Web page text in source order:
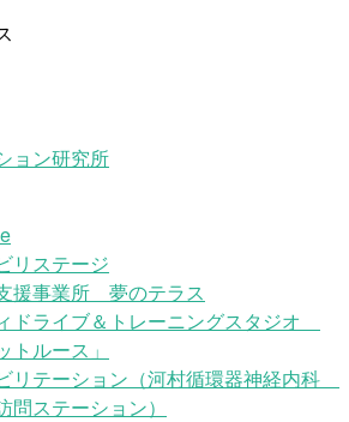
リステージ
援事業所 夢のテラス
ドライブ＆トレーニングスタジオ
トルース」
リテーション（河村循環器神経内科
問ステーション）